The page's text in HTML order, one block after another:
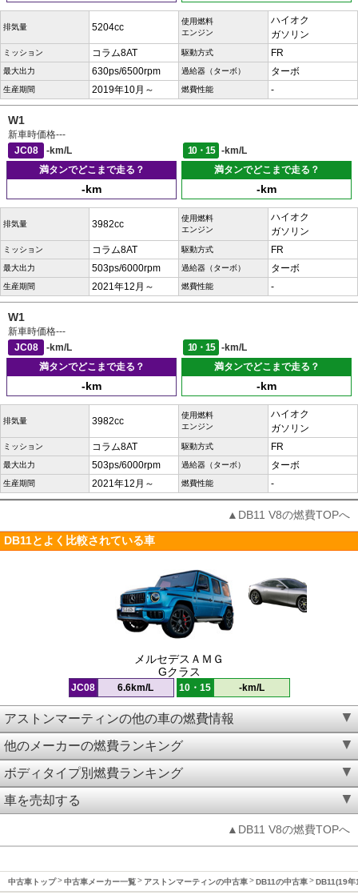
排気量 5204cc
使用燃料
エンジン
ハイオク
ガソリン
ミッション コラム8AT 駆動方式 FR
最大出力 630ps/6500rpm 過給器（ターボ） ターボ
生産期間 2019年10月～ 燃費性能 -
W1
新車時価格---
JC08
-km/L 10・15
-km/L
満タンでどこまで走る？
-km
満タンでどこまで走る？
-km
排気量 3982cc
使用燃料
エンジン
ハイオク
ガソリン
ミッション コラム8AT 駆動方式 FR
最大出力 503ps/6000rpm 過給器（ターボ） ターボ
生産期間 2021年12月～ 燃費性能 -
W1
新車時価格---
JC08
-km/L 10・15
-km/L
満タンでどこまで走る？
-km
満タンでどこまで走る？
-km
排気量 3982cc
使用燃料
エンジン
ハイオク
ガソリン
ミッション コラム8AT 駆動方式 FR
最大出力 503ps/6000rpm 過給器（ターボ） ターボ
生産期間 2021年12月～ 燃費性能 -
▲DB11 V8の燃費TOPへ
DB11とよく比較されている車
メルセデスＡＭＧ
Gクラス
JC08 6.6km/L 10・15 -km/L
アストンマーティンの他の車の燃費情報
他のメーカーの燃費ランキング
ボディタイプ別燃費ランキング
車を売却する
▲DB11 V8の燃費TOPへ
中古車トップ 中古車メーカー一覧 アストンマーティンの中古車 DB11の中古車 DB11(19年